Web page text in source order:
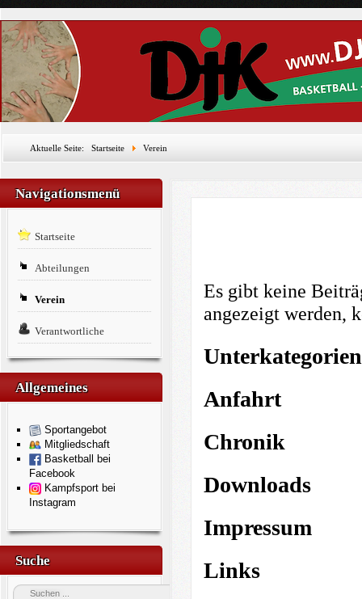
Aktuelle Seite: Startseite Verein
Navigationsmenü
Startseite
Abteilungen
Verein
Verantwortliche
Allgemeines
Sportangebot
Mitgliedschaft
Basketball bei
Facebook
Kampfsport bei
Instagram
Suche
Es gibt keine
angezeigt werden,
Unterkategorien
Anfahrt
Chronik
Downloads
Impressum
Links